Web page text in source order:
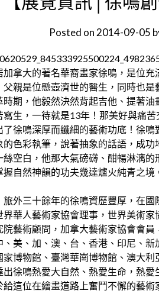
Posted on2014-09-05
加拿大的著名華裔畫家徐鳴，是位
父親是位懸壺濟世的醫生，同時也
時期，他毅然決然背起吉他、提著
寫生，一待就是13年！那美好與痛
了徐鳴深厚而纖細的藝術功底！徐
的色彩執筆，說著抽象的話語，成
絲空白，他那大氣磅礴、酣暢淋漓
握自然神韻的功夫幾達爐火純青之境
三十餘年的徐鳴資歷豐厚，在國
界華人藝術家協會理事，世界美術
院藝術顧問，加拿大藝術家協會會
、美、加、澳、台、香港、印尼、
家博物館、臺灣華崗博物館、澳大
出徐鳴熱愛大自然、熱愛生命，熱
給這位在繪畫道路上奮鬥不懈的藝術